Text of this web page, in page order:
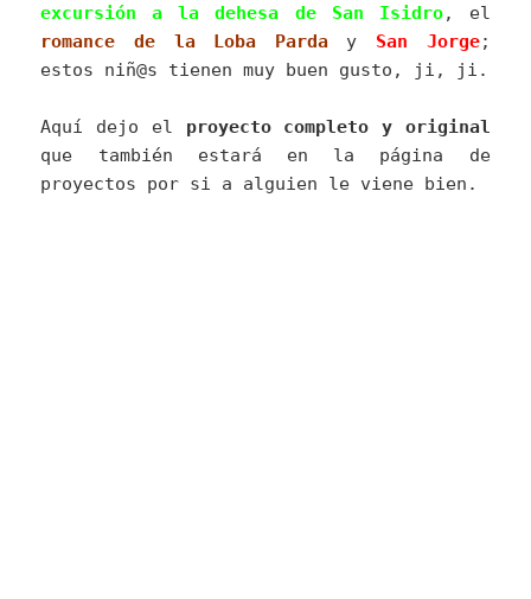
excursión a la dehesa de San Isidro, el
romance de la Loba Parday San Jorge;
estos niñ@s tienen muy buen gusto, ji, ji.
Aquí dejo el proyecto completo y original
que también estará en la página de
proyectos por si a alguien le viene bien.